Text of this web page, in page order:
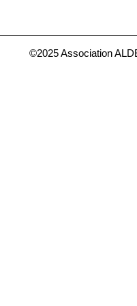
©2025 Association